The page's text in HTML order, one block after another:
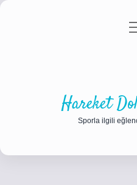
Gizlilik
Hareket
Sporla ilgili